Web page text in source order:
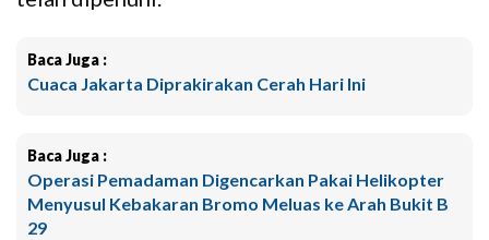
Baca Juga :
Cuaca Jakarta Diprakirakan Cerah Hari Ini
Baca Juga :
Operasi Pemadaman Digencarkan Pakai Helikopter
Menyusul Kebakaran Bromo Meluas ke Arah Bukit B
29